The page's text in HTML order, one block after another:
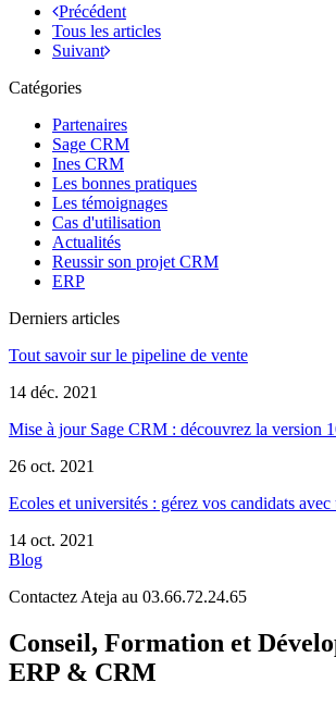
Précédent
Tous les articles
Suivant
Catégories
Partenaires
Sage CRM
Ines CRM
Les bonnes pratiques
Les témoignages
Cas d'utilisation
Actualités
Reussir son projet CRM
ERP
Derniers articles
Tout savoir sur le pipeline de vente
14 déc. 2021
Mise à jour Sage CRM : découvrez la version
26 oct. 2021
Ecoles et universités : gérez vos candidats
14 oct. 2021
Blog
Contactez Ateja au 03.66.72.24.65
Conseil, Formation et
ERP & CRM